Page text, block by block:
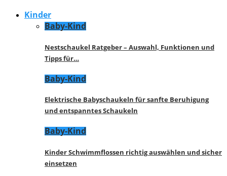
Kinder
Baby-Kind
Nestschaukel Ratgeber – Auswahl, Funktionen und
Tipps für…
Baby-Kind
Elektrische Babyschaukeln für sanfte Beruhigung
und entspanntes Schaukeln
Baby-Kind
Kinder Schwimmflossen richtig auswählen und sicher
einsetzen